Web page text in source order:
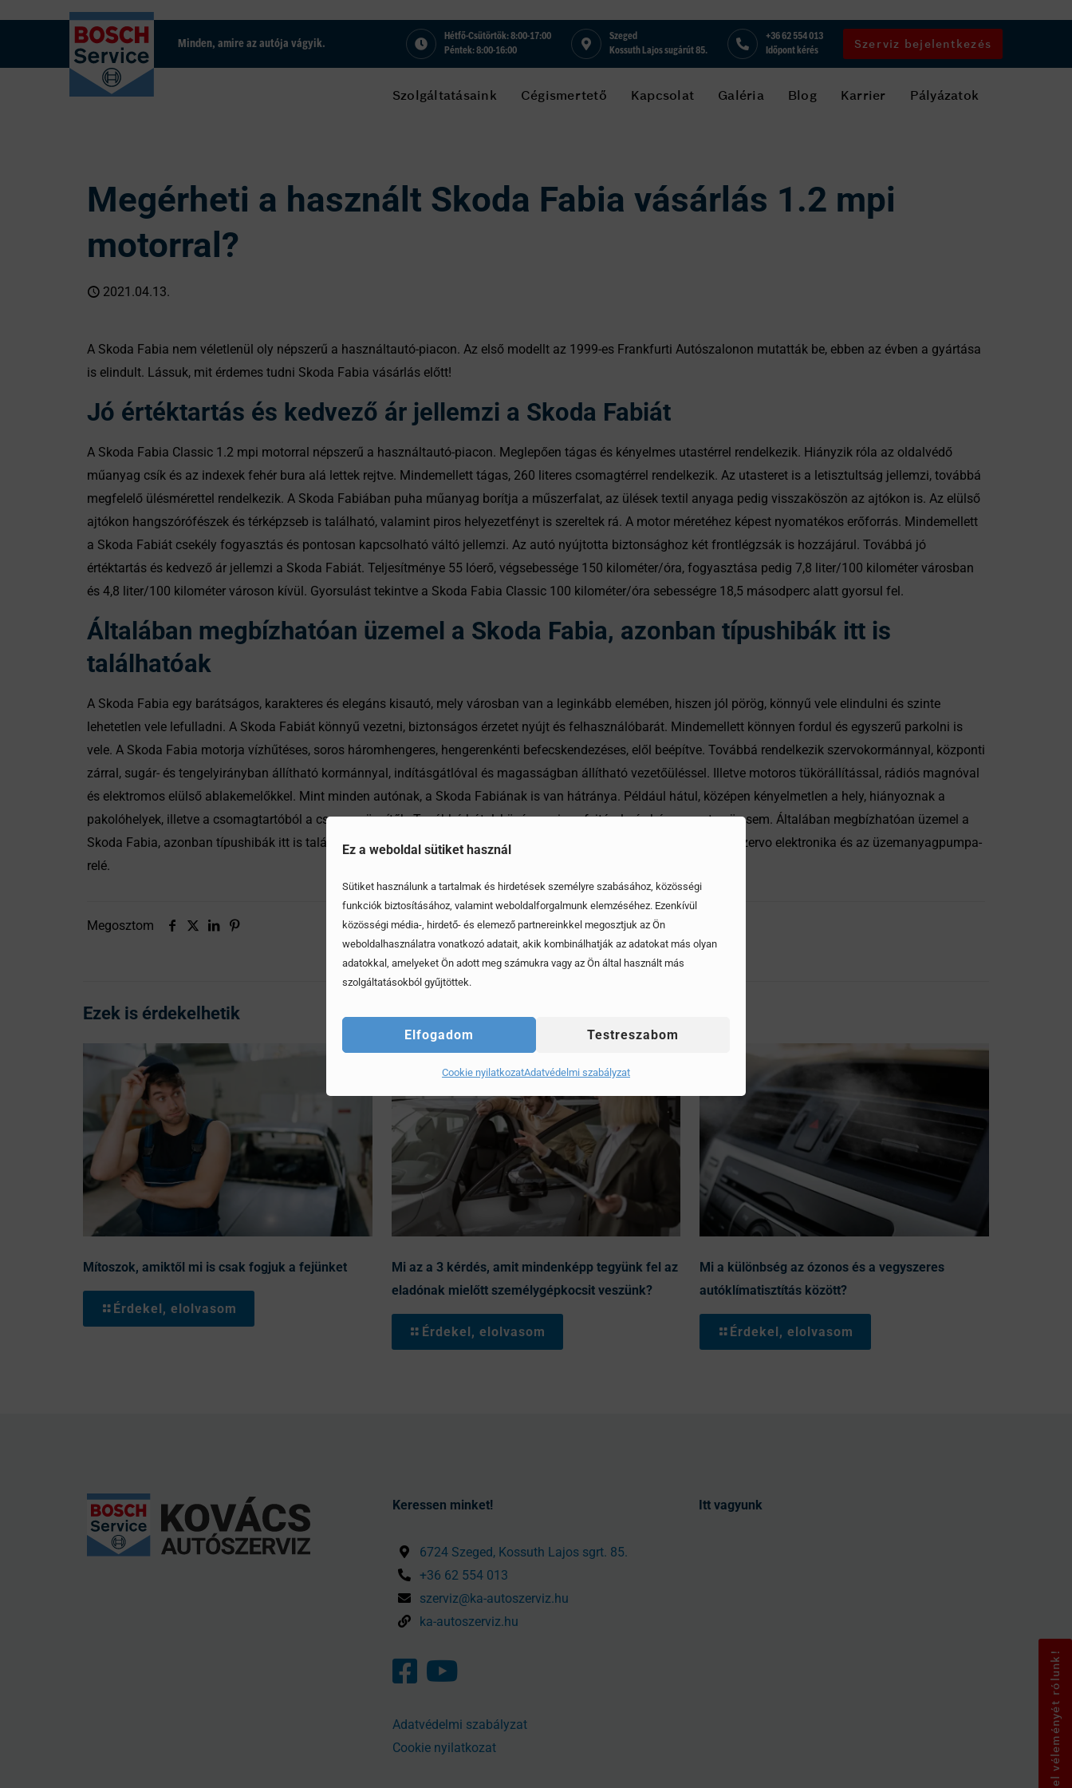
Ez a weboldal sütiket használ
Sütiket használunk a tartalmak és hirdetések személyre szabásához, közösségi
funkciók biztosításához, valamint weboldalforgalmunk elemzéséhez. Ezenkívül
közösségi média-, hirdető- és elemező partnereinkkel megosztjuk az Ön
weboldalhasználatra vonatkozó adatait, akik kombinálhatják az adatokat más olyan
adatokkal, amelyeket Ön adott meg számukra vagy az Ön által használt más
szolgáltatásokból gyűjtöttek.
Elfogadom Testreszabom
Cookie nyilatkozatAdatvédelmi szabályzat
Minden, amire az autója vágyik.
Hétfő-Csütörtök: 8:00-17:00
Péntek: 8:00-16:00
Szeged
Kossuth Lajos sugárút 85.
+36 62 554 013
Időpont kérés
Szerviz bejelentkezés
Szolgáltatásaink Cégismertető Kapcsolat Galéria Blog Karrier Pályázatok
Megérheti a használt Skoda Fabia vásárlás 1.2 mpi
motorral?
2021.04.13.
A Skoda Fabia nem véletlenül oly népszerű a használtautó-piacon. Az első modellt az 1999-es Frankfurti Autószalonon mutatták be, ebben az évben a gyártása
is elindult. Lássuk, mit érdemes tudni Skoda Fabia vásárlás előtt!
Jó értéktartás és kedvező ár jellemzi a Skoda Fabiát
A Skoda Fabia Classic 1.2 mpi motorral népszerű a használtautó-piacon. Meglepően tágas és kényelmes utastérrel rendelkezik. Hiányzik róla az oldalvédő
műanyag csík és az indexek fehér bura alá lettek rejtve. Mindemellett tágas, 260 literes csomagtérrel rendelkezik. Az utasteret is a letisztultság jellemzi, továbbá
megfelelő ülésmérettel rendelkezik. A Skoda Fabiában puha műanyag borítja a műszerfalat, az ülések textil anyaga pedig visszaköszön az ajtókon is. Az elülső
ajtókon hangszórófészek és térképzseb is található, valamint piros helyezetfényt is szereltek rá. A motor méretéhez képest nyomatékos erőforrás. Mindemellett
a Skoda Fabiát csekély fogyasztás és pontosan kapcsolható váltó jellemzi. Az autó nyújtotta biztonsághoz két frontlégzsák is hozzájárul. Továbbá jó
értéktartás és kedvező ár jellemzi a Skoda Fabiát. Teljesítménye 55 lóerő, végsebessége 150 kilométer/óra, fogyasztása pedig 7,8 liter/100 kilométer városban
és 4,8 liter/100 kilométer városon kívül. Gyorsulást tekintve a Skoda Fabia Classic 100 kilométer/óra sebességre 18,5 másodperc alatt gyorsul fel.
Általában megbízhatóan üzemel a Skoda Fabia, azonban típushibák itt is
találhatóak
A Skoda Fabia egy barátságos, karakteres és elegáns kisautó, mely városban van a leginkább elemében, hiszen jól pörög, könnyű vele elindulni és szinte
lehetetlen vele lefulladni. A Skoda Fabiát könnyű vezetni, biztonságos érzetet nyújt és felhasználóbarát. Mindemellett könnyen fordul és egyszerű parkolni is
vele. A Skoda Fabia motorja vízhűtéses, soros háromhengeres, hengerenkénti befecskendezéses, elől beépítve. Továbbá rendelkezik szervokormánnyal, központi
zárral, sugár- és tengelyirányban állítható kormánnyal, indításgátlóval és magasságban állítható vezetőüléssel. Illetve motoros tükörállítással, rádiós magnóval
és elektromos elülső ablakemelőkkel. Mint minden autónak, a Skoda Fabiának is van hátránya. Például hátul, középen kényelmetlen a hely, hiányoznak a
pakolóhelyek, illetve a csomagtartóból a csomagrögzítők. Továbbá hátul, középen nincs fejtámla és hárompontos öv sem. Általában megbízhatóan üzemel a
Skoda Fabia, azonban típushibák itt is találhatóak. Ide sorolható a gyújtótrafó, az elektromos ablak mechanikája, a szervo elektronika és az üzemanyagpumpa-
relé.
Megosztom
Ezek is érdekelhetik
Mítoszok, amiktől mi is csak fogjuk a fejünket
Érdekel, elolvasom
Mi az a 3 kérdés, amit mindenképp tegyünk fel az
eladónak mielőtt személygépkocsit veszünk?
Érdekel, elolvasom
Mi a különbség az ózonos és a vegyszeres
autóklímatisztítás között?
Érdekel, elolvasom
Keressen minket!
6724 Szeged, Kossuth Lajos sgrt. 85.
+36 62 554 013
szerviz@ka-autoszerviz.hu
ka-autoszerviz.hu
Adatvédelmi szabályzat
Cookie nyilatkozat
Itt vagyunk
Mondja el véleményét rólunk!